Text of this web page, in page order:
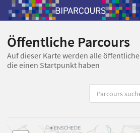
Öffentliche Parcours
Auf dieser Karte werden alle
die einen Startpunkt haben